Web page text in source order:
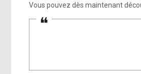
Vous pouvez dès maintenant